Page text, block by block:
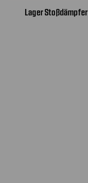
Lager Stoßdämpfer